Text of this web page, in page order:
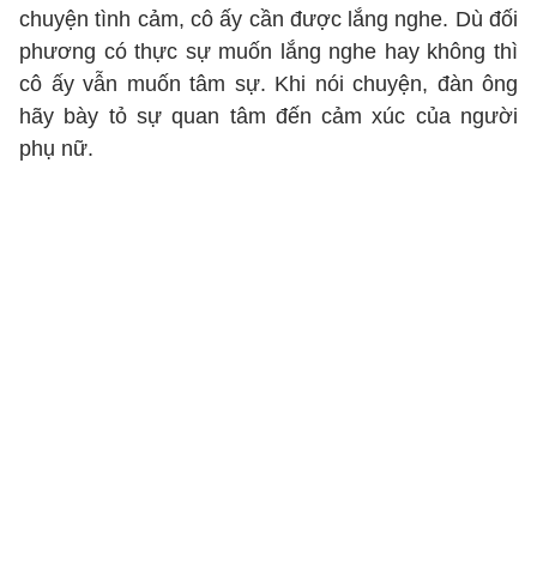
chuyện tình cảm, cô ấy cần được lắng nghe. Dù đối
phương có thực sự muốn lắng nghe hay không thì
cô ấy vẫn muốn tâm sự. Khi nói chuyện, đàn ông
hãy bày tỏ sự quan tâm đến cảm xúc của người
phụ nữ.